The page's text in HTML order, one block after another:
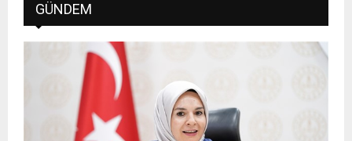
GÜNDEM